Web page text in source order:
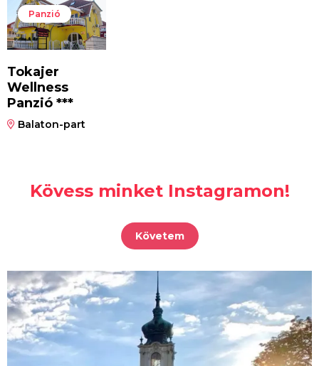
Panzió
Tokajer
Wellness
Panzió ***
Balaton-part
Kövess minket Instagramon!
Követem